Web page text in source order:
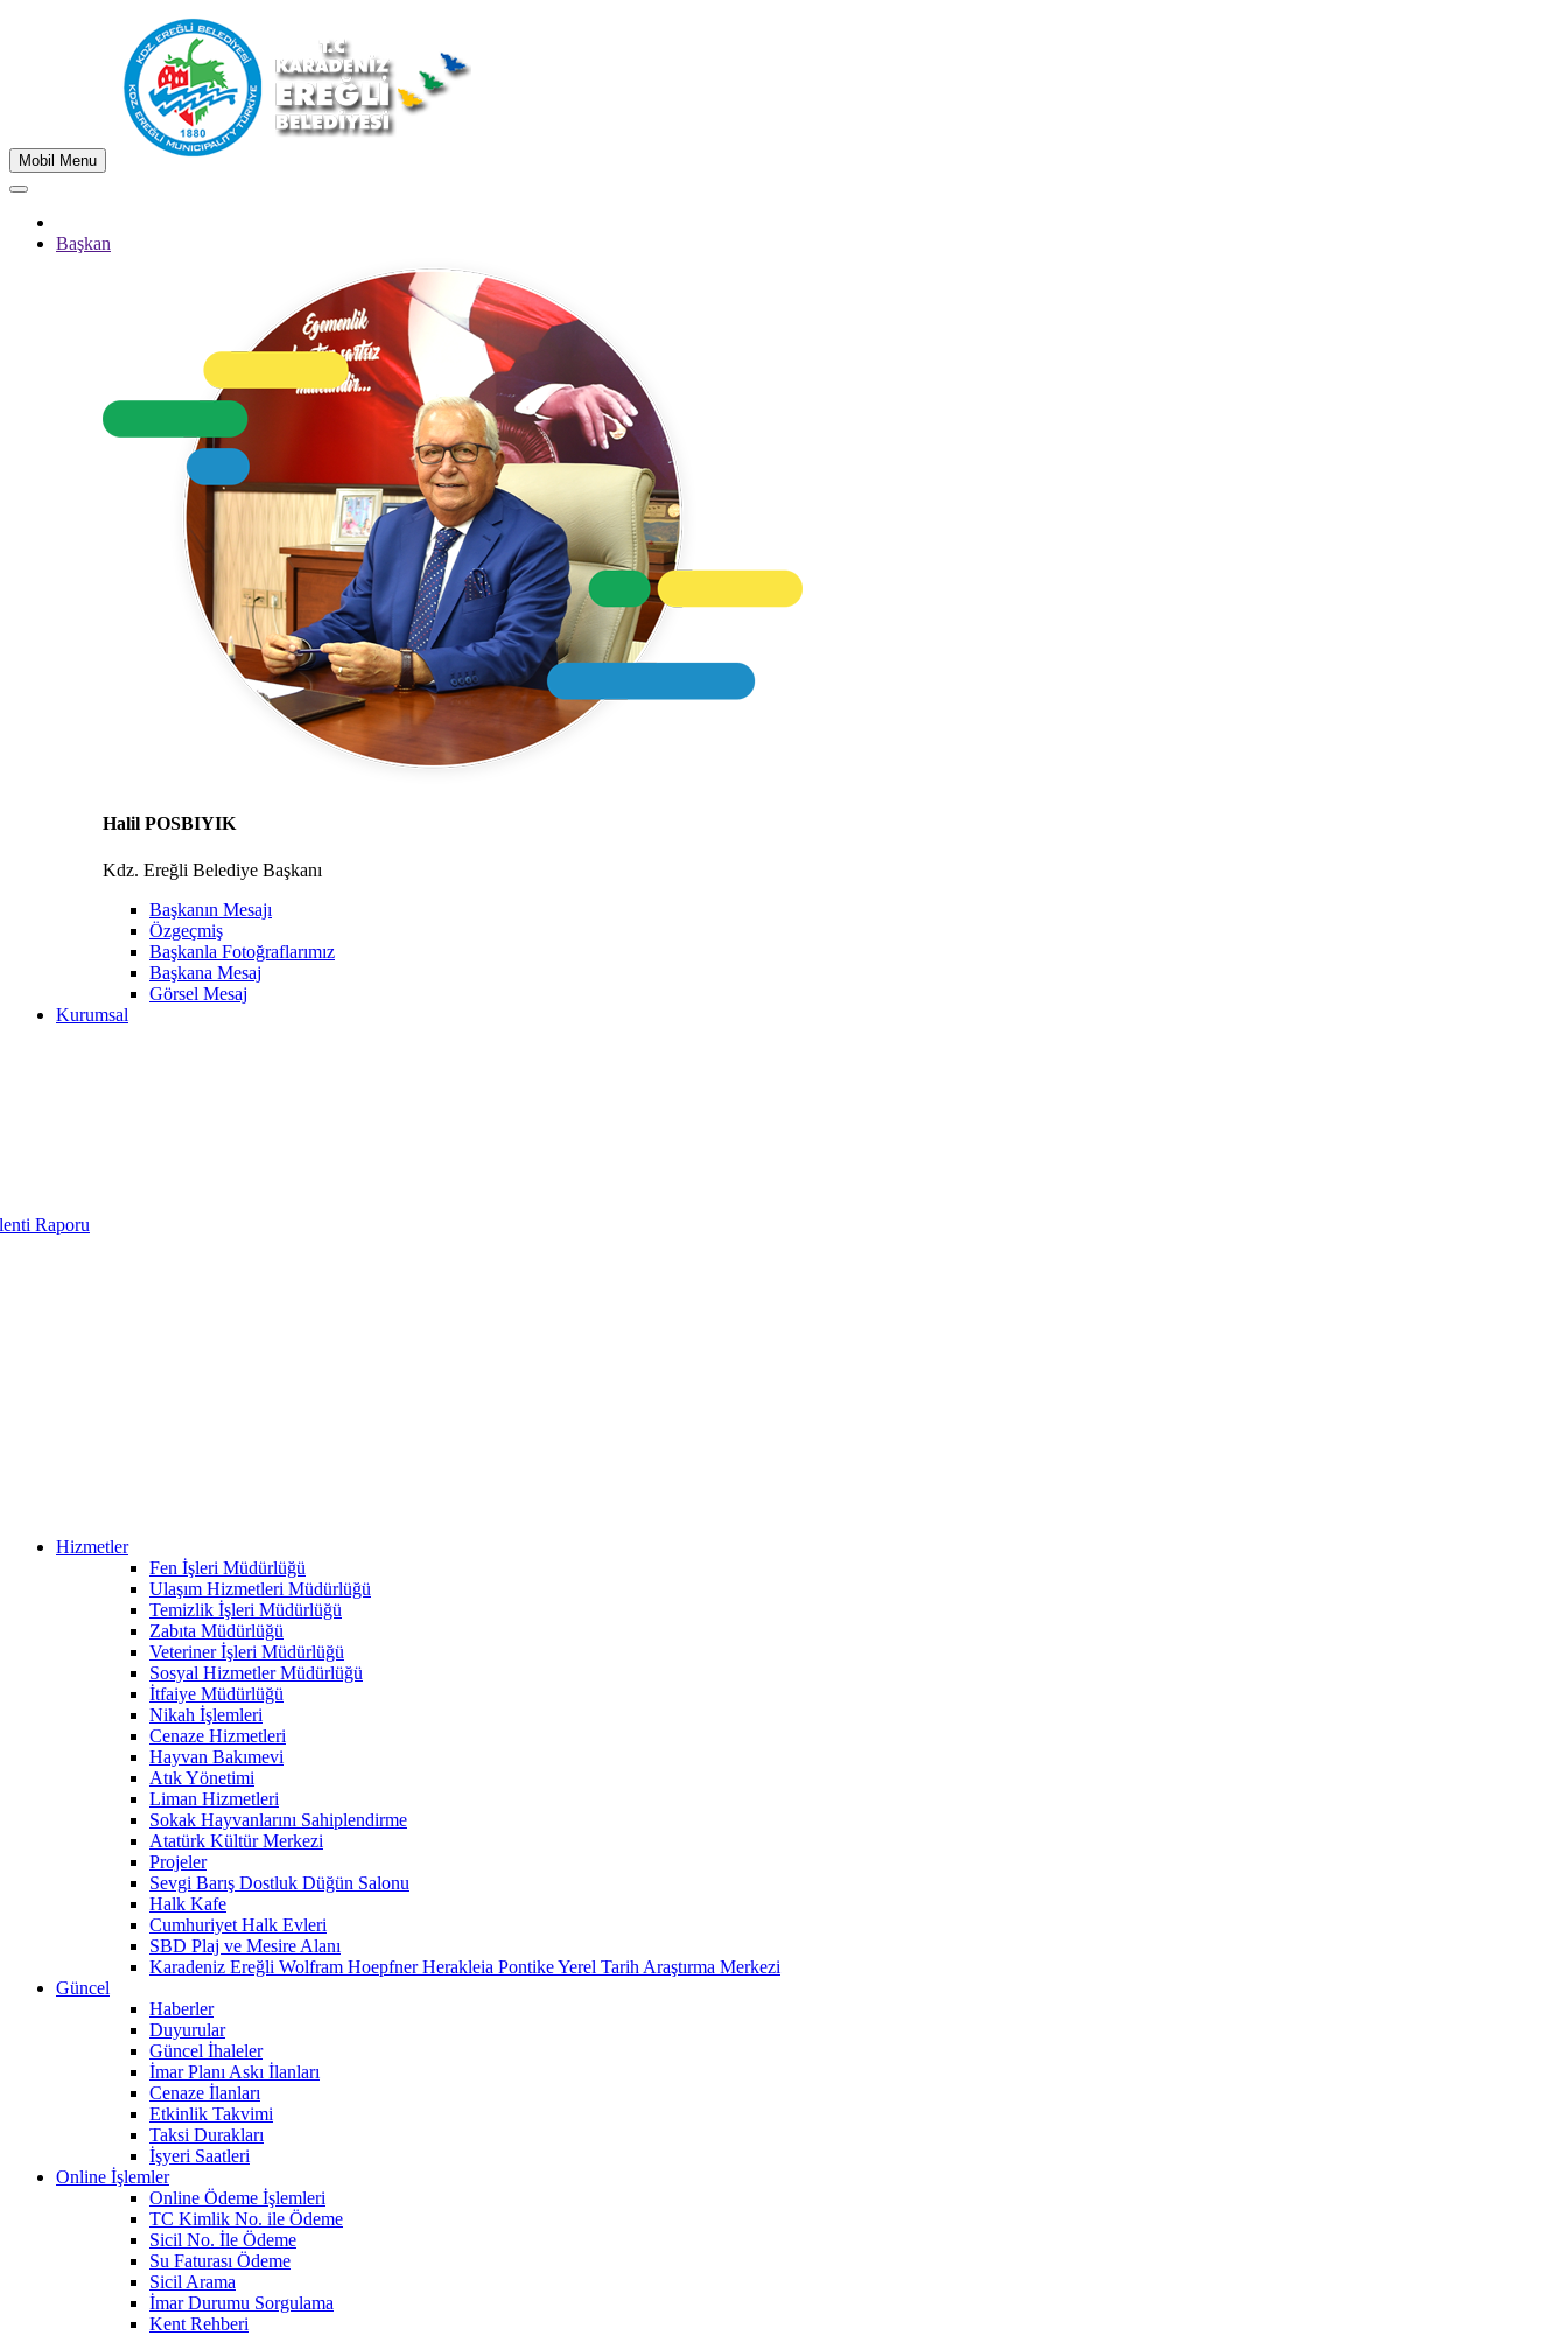
Mobil Menu
Başkan
Halil POSBIYIK
Kdz. Ereğli Belediye Başkanı
Başkanın Mesajı
Özgeçmiş
Başkanla Fotoğraflarımız
Başkana Mesaj
Görsel Mesaj
Kurumsal
Raporu
Hizmetler
Fen İşleri Müdürlüğü
Ulaşım Hizmetleri Müdürlüğü
Temizlik İşleri Müdürlüğü
Zabıta Müdürlüğü
Veteriner İşleri Müdürlüğü
Sosyal Hizmetler Müdürlüğü
İtfaiye Müdürlüğü
Nikah İşlemleri
Cenaze Hizmetleri
Hayvan Bakımevi
Atık Yönetimi
Liman Hizmetleri
Sokak Hayvanlarını Sahiplendirme
Atatürk Kültür Merkezi
Projeler
Sevgi Barış Dostluk Düğün Salonu
Halk Kafe
Cumhuriyet Halk Evleri
SBD Plaj ve Mesire Alanı
Karadeniz Ereğli Wolfram Hoepfner Herakleia Pontike Yerel Tarih Araştırma Merkezi
Güncel
Haberler
Duyurular
Güncel İhaleler
İmar Planı Askı İlanları
Cenaze İlanları
Etkinlik Takvimi
Taksi Durakları
İşyeri Saatleri
Online İşlemler
Online Ödeme İşlemleri
TC Kimlik No. ile Ödeme
Sicil No. İle Ödeme
Su Faturası Ödeme
Sicil Arama
İmar Durumu Sorgulama
Kent Rehberi